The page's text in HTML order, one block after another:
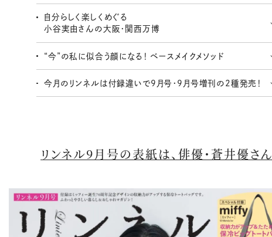
自分らしく楽しくめぐる
小谷実由さんの大阪・関西万博
“今”の私に似合う顔になる！ ベースメイクメソッド
今月のリンネルは付録違いで9月号・9月号増刊の2種発売！
リンネル9月号の表紙は、俳優・蒼井優さん